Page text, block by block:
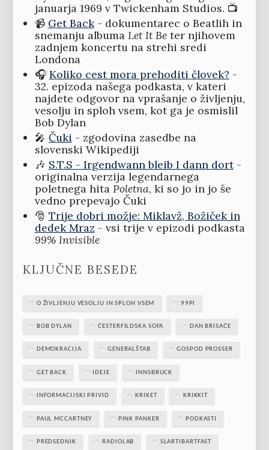
januarja 1969 v Twickenham Studios. 📺
📹 Get Back- dokumentarec o Beatlih in
snemanju albuma Let It Beter njihovem
zadnjem koncertu na strehi sredi
Londona
🎧 Koliko cest mora prehoditi človek? -
32. epizoda našega podkasta, v kateri
najdete odgovor na vprašanje o življenju,
vesolju in sploh vsem, kot ga je osmislil
Bob Dylan
🎤 Čuki - zgodovina zasedbe na
slovenski Wikipediji
🎶 S.T.S - Irgendwann bleib I dann dort-
originalna verzija legendarnega
poletnega hita Poletna, ki so jo in jo še
vedno prepevajo Čuki
🎅 Trije dobri možje: Miklavž, Božiček in
dedek Mraz - vsi trije v epizodi podkasta
99% Invisible
KLJUČNE BESEDE
O ŽIVLJENJU VESOLJU IN SPLOH VSEM 99PI
BOB DYLAN ČESTERFILDSKA SOFA DAN BRISAČE
DEMOKRACIJA GENERALŠTAB GOSPOD PROSSER
GET BACK IDEJE INNSBRUCK
INFORMACIJSKI PRIVID KRIKET KRIKKIT
PAUL MCCARTNEY PINK PANKER PODKASTI
PREDSEDNIK RADIOLAB SLARTIBARTFAST